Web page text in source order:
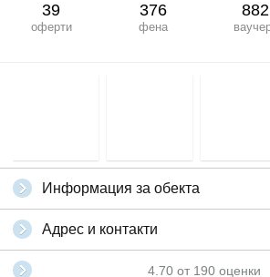
39
оферти
376
фена
882
Информация за обекта
Адрес и контакти
4.70 от 190 оценки